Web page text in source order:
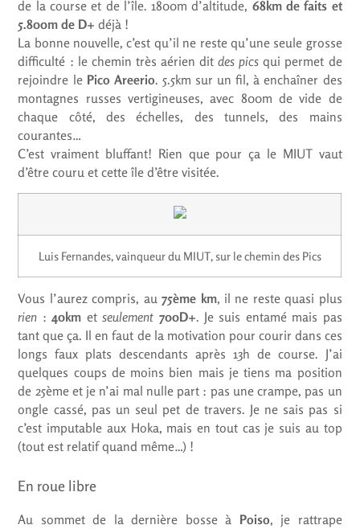
de la course et de l’île. 1800m d’altitude, 68km de faits et
5.800m de D+déjà !
La bonne nouvelle, c’est qu’il ne reste qu’une seule grosse
difficulté : le chemin très aérien ditdes picsqui permet de
rejoindre le Pico Areerio. 5.5km sur un fil, à enchaîner des
montagnes russes vertigineuses, avec 800m de vide de
chaque côté, des échelles, des tunnels, des mains
courantes…
C’est vraiment bluffant! Rien que pour ça le MIUT vaut
d’être couru et cette île d’être visitée.
Luis Fernandes, vainqueur du MIUT, sur le chemin des Pics
Vous l’aurez compris, au75ème km, il ne reste quasi plus
rien :40km et seulement 700D+. Je suis entamé mais pas
tant que ça. Il en faut de la motivation pour courir dans ces
longs faux plats descendants après 13h de course. J’ai
quelques coups de moins bien mais je tiens ma position
de 25ème et je n’ai mal nulle part : pas une crampe, pas un
ongle cassé, pas un seul pet de travers. Je ne sais pas si
c’est imputable aux Hoka, mais en tout cas je suis au top
(tout est relatif quand même…) !
En roue libre
Au sommet de la dernière bosse à Poiso, je rattrape